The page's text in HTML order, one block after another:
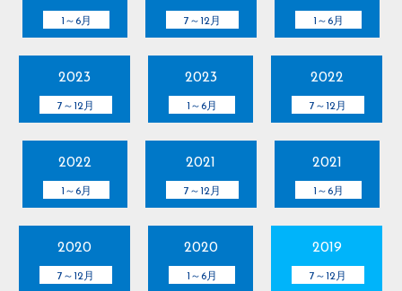
1～6月 7～12月 1～6月
2023
7～12月
2023
1～6月
2022
7～12月
2022
1～6月
2021
7～12月
2021
1～6月
2020
7～12月
2020
1～6月
2019
7～12月